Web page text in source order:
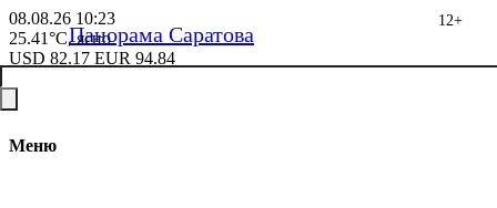
08.08.26 10:23
25.41°C, ясно
USD 82.17 EUR 94.84
Меню
Панорама Саратова
12+